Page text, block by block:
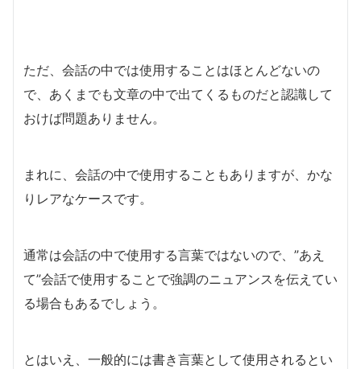
ただ、会話の中では使用することはほとんどないの
で、あくまでも文章の中で出てくるものだと認識して
おけば問題ありません。
まれに、会話の中で使用することもありますが、かな
りレアなケースです。
通常は会話の中で使用する言葉ではないので、”あえ
て”会話で使用することで強調のニュアンスを伝えてい
る場合もあるでしょう。
とはいえ、一般的には書き言葉として使用されるとい